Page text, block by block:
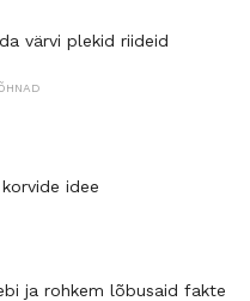
värvi plekid riideid
idee
ja rohkem lõbusaid fakte